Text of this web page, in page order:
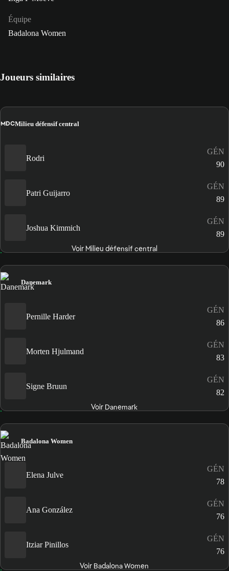
Équipe
Badalona Women
Joueurs similaires
MDCMilieu défensif central
Rodri
GÉN
90
Patri Guijarro
GÉN
89
Joshua Kimmich
GÉN
89
Voir Milieu défensif central
Danemark
Pernille Harder
GÉN
86
Morten Hjulmand
GÉN
83
Signe Bruun
GÉN
82
Voir Danemark
Badalona Women
Elena Julve
GÉN
78
Ana González
GÉN
76
Itziar Pinillos
GÉN
76
Voir Badalona Women